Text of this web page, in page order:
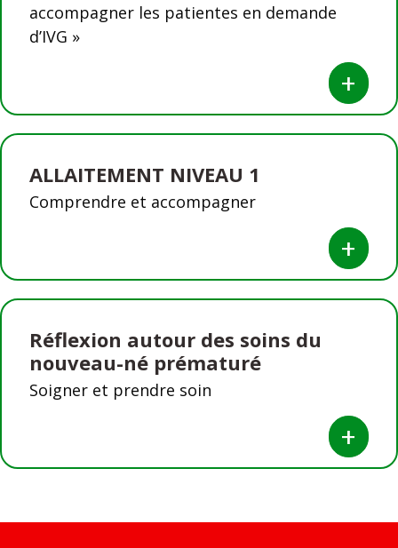
accompagner les patientes en demande
d’IVG »
+
ALLAITEMENT NIVEAU 1
Comprendre et accompagner
+
Réflexion autour des soins du
nouveau-né prématuré
Soigner et prendre soin
+